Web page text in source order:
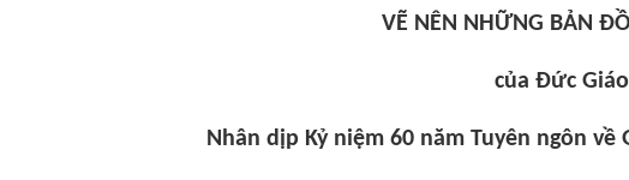
VẼ NÊN NHỮNG BẢN
của Đức
Nhân dịp Kỷ niệm 60 năm Tuyên ngôn về